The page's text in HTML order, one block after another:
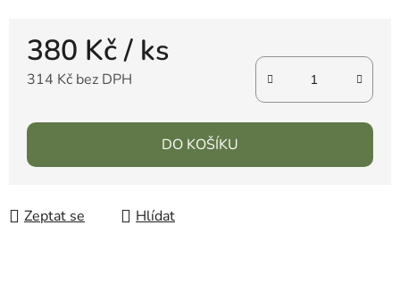
380 Kč/ ks
314 Kč bez DPH
DO KOŠÍKU
Zeptat se Hlídat